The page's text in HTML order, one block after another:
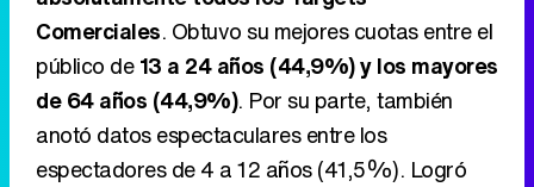
Comerciales. Obtuvo su mejores cuotas entre el
público de13 a 24 años (44,9%) y los mayores
de 64 años (44,9%). Por su parte, también
anotó datos espectaculares entre los
espectadores de 4 a 12 años (41,5%). Logró